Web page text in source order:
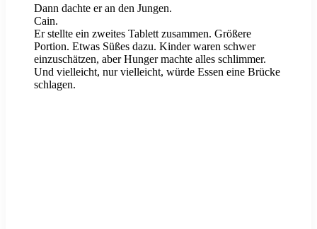
Dann dachte er an den Jungen.
Cain.
Er stellte ein zweites Tablett zusammen. Größere
Portion. Etwas Süßes dazu. Kinder waren schwer
einzuschätzen, aber Hunger machte alles schlimmer.
Und vielleicht, nur vielleicht, würde Essen eine Brücke
schlagen.